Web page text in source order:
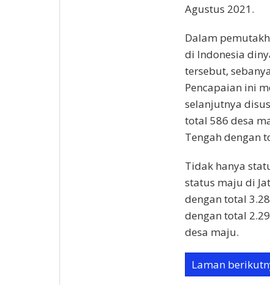
Agustus 2021.
Dalam
di Indonesia
tersebut,
Pencapaian ini
selanjutnya
total 586 desa
Tengah dengan
Tidak hanya
status maju di
dengan total
dengan total
desa maju.
Laman